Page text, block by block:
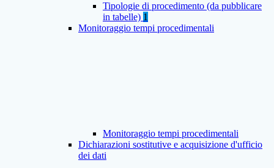
Tipologie di procedimento (da pubblicare
in tabelle) 1
Monitoraggio tempi procedimentali
Monitoraggio tempi procedimentali
Dichiarazioni sostitutive e acquisizione d'ufficio
dei dati